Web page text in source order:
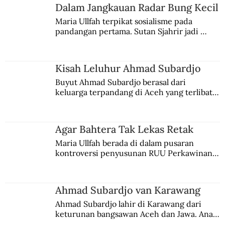
Kisah Leluhur Ahmad Subardjo
Dalam Jangkauan Radar Bung Kecil
Maria Ullfah terpikat sosialisme pada
pandangan pertama. Sutan Sjahrir jadi
Kisah Leluhur Ahmad Subardjo
Buyut Ahmad Subardjo berasal dari
keluarga terpandang di Aceh yang terlibat
Agar Bahtera Tak Lekas Retak
Maria Ullfah berada di dalam pusaran
kontroversi penyusunan RUU Perkawinan.
Ahmad Subardjo van Karawang
Ahmad Subardjo lahir di Karawang dari
keturunan bangsawan Aceh dan Jawa. Anak